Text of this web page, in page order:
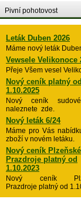
Pivní pohotovost
Leták Duben 2026
Máme nový leták
Vewsele Velikonoce
Přeje Všem vesel
Nový ceník platný od
1.10.2025
Nový ceník
naleznete zde.
Nový leták 6/24
Máme pro Vás
zboží v novém letáku.
Nový ceník
Prazdroje platný od
1.10.2023
Nový ceník
Prazdroje platný od